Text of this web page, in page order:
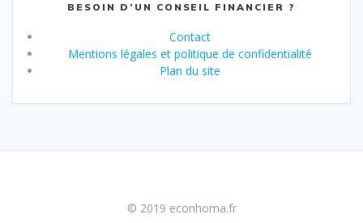
BESOIN D’UN CONSEIL FINANCIER ?
Contact
Mentions légales et politique de confidentialité
Plan du site